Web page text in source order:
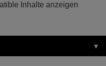
Inhalte anzeigen